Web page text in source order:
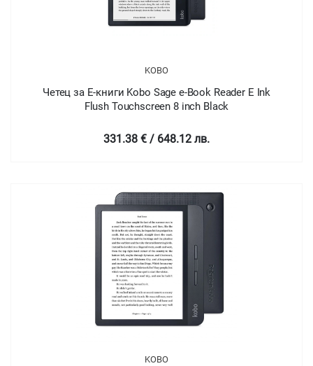
KOBO
Четец за Е-книги Kobo Sage e-Book Reader E Ink
Flush Touchscreen 8 inch Black
331.38 € / 648.12 лв.
KOBO